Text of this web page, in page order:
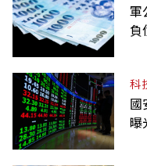
軍
負
科
國
曝